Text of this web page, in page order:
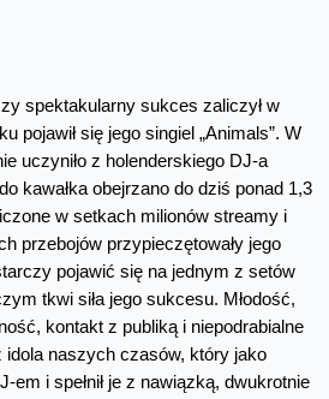
spektakularny sukces zaliczył w
pojawił się jego singiel „Animals”. W
uczyniło z holenderskiego DJ-a
kawałka obejrzano do dziś ponad 1,3
w setkach milionów streamy i
przebojów przypieczętowały jego
pojawić się na jednym z setów
tkwi siła jego sukcesu. Młodość,
kontakt z publiką i niepodrabialne
idola naszych czasów, który jako
em i spełnił je z nawiązką, dwukrotnie